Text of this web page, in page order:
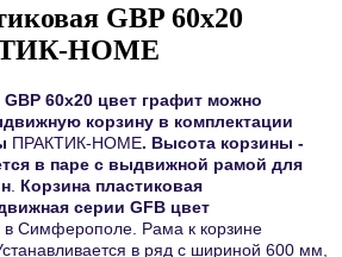
GBP 60х20
HOME
60х20 цвет графит можно
корзину в комплектации
ПРАКТИК-HOME. Высота корзины -
в паре с выдвижной рамой для
. Корзина пластиковая
серии GFB цвет
в Симферополе. Рама к корзине
в ряд с шириной 600 мм,